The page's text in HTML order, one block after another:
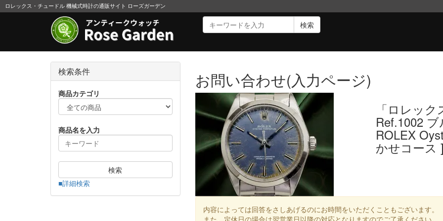
ロレックス・チュードル 機械式時計の通販サイト ローズガーデン
検索
お問い合わせ(入力ページ)
「ロレッ
Ref.1002
ROLEX
かせコース
内容によっては回答をさしあげるのにお時間をいただくこともございます。
また、定休日の場合は翌営業日以降の対応となりますのでご了承ください。
検索条件
商品カテゴリ
商品名を入力
検索
■詳細検索